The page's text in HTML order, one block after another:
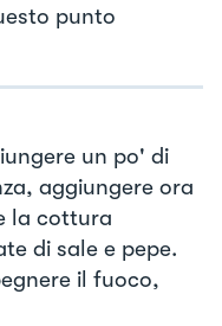
punto
un po' di
aggiungere ora
la cottura
di sale e pepe.
il fuoco,